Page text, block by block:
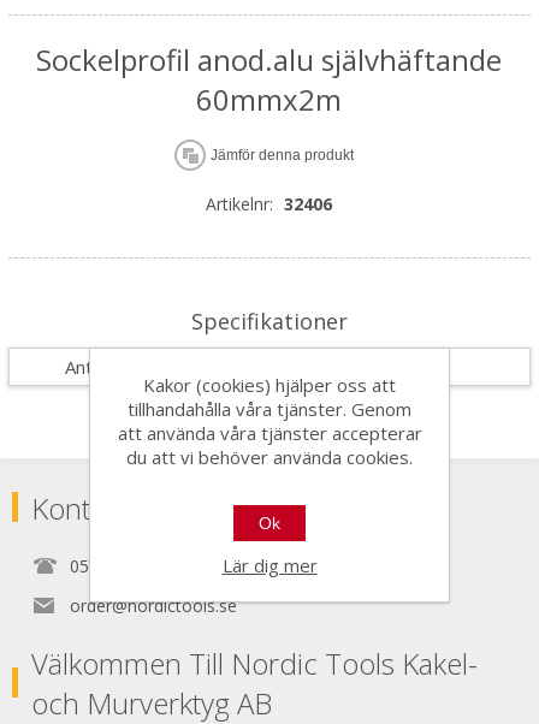
Sockelprofil anod.alu självhäftande
60mmx2m
Jämför denna produkt
Artikelnr: 32406
Specifikationer
Antal i förpackning
Kontakta
0525150890
order@nordictools.se
Välkommen Till Nordic Tools Kakel-
och Murverktyg AB
Kakor (cookies) hjälper oss att
tillhandahålla våra tjänster. Genom
att använda våra tjänster accepterar
du att vi behöver använda cookies.
Ok
Lär dig mer